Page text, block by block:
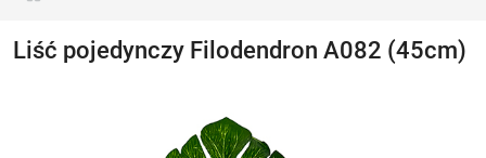
Liść pojedynczy Filodendron A082 (45cm)